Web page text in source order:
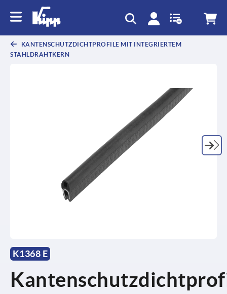
KANTENSCHUTZDICHTPROFILE MIT INTEGRIERTEM
STAHLDRAHTKERN
K1368 E